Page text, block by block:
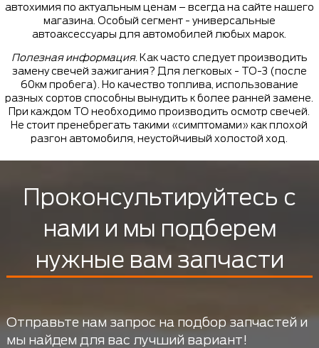
автохимия по актуальным ценам – всегда на сайте нашего
магазина. Особый сегмент - универсальные
автоаксессуары для автомобилей любых марок.
Полезная информация. Как часто следует производить
замену свечей зажигания? Для легковых - ТО-3 (после
60км пробега). Но качество топлива, использование
разных сортов способны вынудить к более ранней замене.
При каждом ТО необходимо производить осмотр свечей.
Не стоит пренебрегать такими «симптомами» как плохой
разгон автомобиля, неустойчивый холостой ход.
Проконсультируйтесь с
нами и мы подберем
нужные вам запчасти
Отправьте нам запрос на подбор запчастей и
мы найдем для вас лучший вариант!